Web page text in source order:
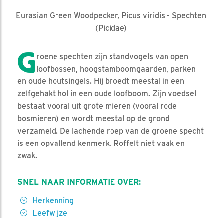
Eurasian Green Woodpecker, Picus viridis - Spechten
(Picidae)
Groene spechten zijn standvogels van open
loofbossen, hoogstamboomgaarden, parken
en oude houtsingels. Hij broedt meestal in een
zelfgehakt hol in een oude loofboom. Zijn voedsel
bestaat vooral uit grote mieren (vooral rode
bosmieren) en wordt meestal op de grond
verzameld. De lachende roep van de groene specht
is een opvallend kenmerk. Roffelt niet vaak en
zwak.
SNEL NAAR INFORMATIE OVER:
Herkenning
Leefwijze